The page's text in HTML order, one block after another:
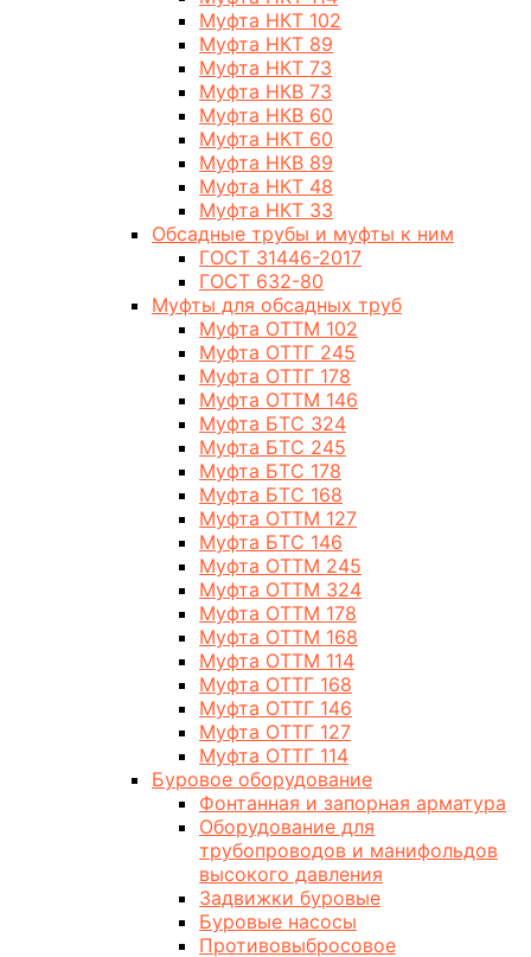
Муфта НКТ 102
Муфта НКТ 89
Муфта НКТ 73
Муфта НКВ 73
Муфта НКВ 60
Муфта НКТ 60
Муфта НКВ 89
Муфта НКТ 48
Муфта НКТ 33
Обсадные трубы и муфты к ним
ГОСТ 31446-2017
ГОСТ 632-80
Муфты для обсадных труб
Муфта ОТТМ 102
Муфта ОТТГ 245
Муфта ОТТГ 178
Муфта ОТТМ 146
Муфта БТС 324
Муфта БТС 245
Муфта БТС 178
Муфта БТС 168
Муфта ОТТМ 127
Муфта БТС 146
Муфта ОТТМ 245
Муфта ОТТМ 324
Муфта ОТТМ 178
Муфта ОТТМ 168
Муфта ОТТМ 114
Муфта ОТТГ 168
Муфта ОТТГ 146
Муфта ОТТГ 127
Муфта ОТТГ 114
Буровое оборудование
Фонтанная и запорная арматура
Оборудование для
трубопроводов и манифольдов
высокого давления
Задвижки буровые
Буровые насосы
Противовыбросовое